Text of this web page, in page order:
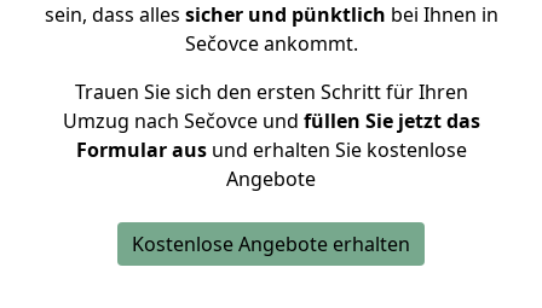
sein, dass alles sicher und pünktlich bei Ihnen in
Sečovce ankommt.
Trauen Sie sich den ersten Schritt für Ihren
Umzug nach Sečovce und füllen Sie jetzt das
Formular ausund erhalten Sie kostenlose
Angebote
Kostenlose Angebote erhalten